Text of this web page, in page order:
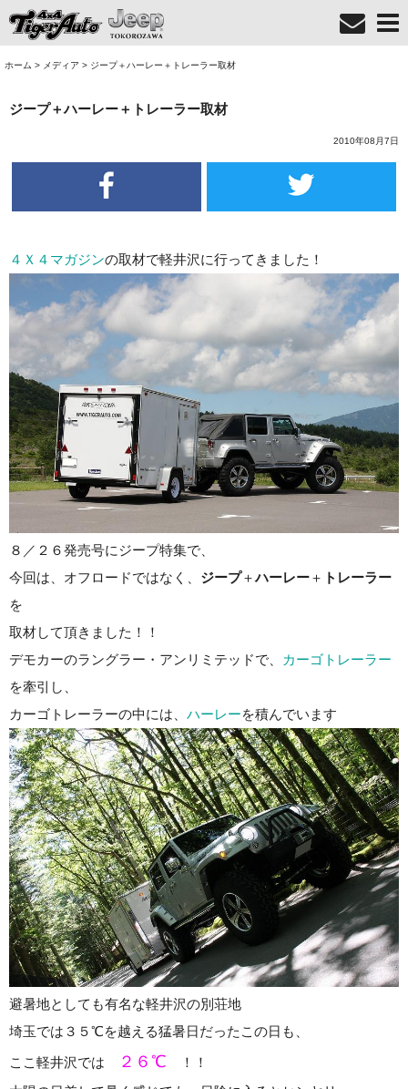
ホーム > メディア > ジープ＋ハーレー＋トレーラー取材
ジープ＋ハーレー＋トレーラー取材
2010年08月7日
４Ｘ４マガジンの取材で軽井沢に行ってきました！
８／２６発売号にジープ特集で、
今回は、オフロードではなく、 ジープ＋ハーレー＋ トレーラー
を
取材して頂きました！！
デモカーのラングラー・アンリミテッドで、
カーゴトレーラー
を牽引し、
カーゴトレーラーの中には、 ハーレーを積んでいます
避暑地としても有名な軽井沢の別荘地
埼玉では３５℃を越える猛暑日だったこの日も、
ここ軽井沢では
２６℃ ！！